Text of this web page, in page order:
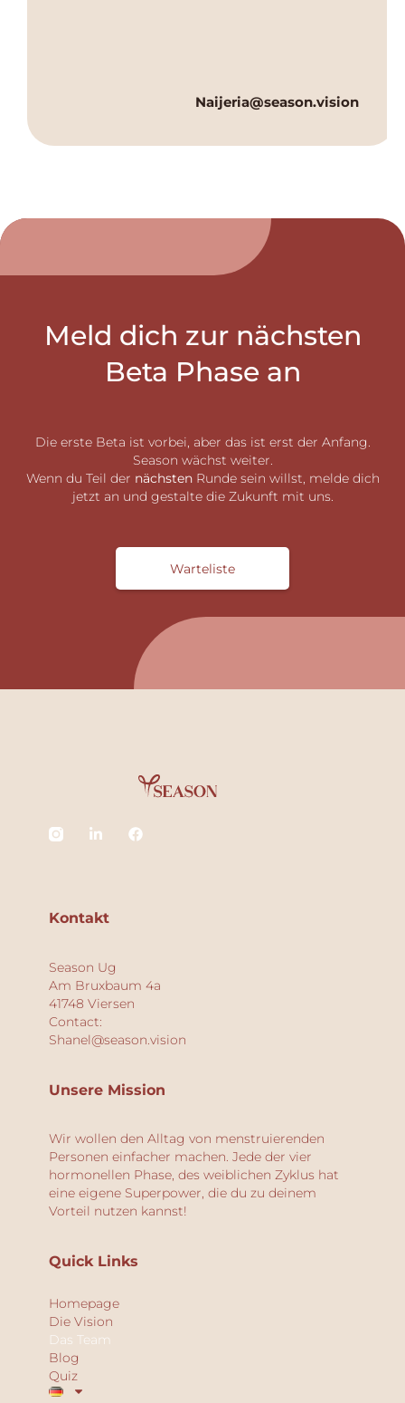
Naijeria@season.vision
Meld dich zur nächsten
Beta Phase an
Die erste Beta ist vorbei, aber das ist erst der Anfang.
Season wächst weiter.
Wenn du Teil der nächstenRunde sein willst, melde dich
jetzt an und gestalte die Zukunft mit uns.
Warteliste
Kontakt
Season Ug
Am Bruxbaum 4a
41748 Viersen
Contact:
Shanel@season.vision
Unsere Mission
Wir wollen den Alltag von menstruierenden
Personen einfacher machen. Jede der vier
hormonellen Phase, des weiblichen Zyklus hat
eine eigene Superpower, die du zu deinem
Vorteil nutzen kannst!
Quick Links
Homepage
Die Vision
Das Team
Blog
Quiz